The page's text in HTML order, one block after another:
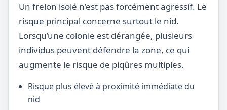
Un frelon isolé n’est pas forcément agressif. Le
risque principal concerne surtout le nid.
Lorsqu’une colonie est dérangée, plusieurs
individus peuvent défendre la zone, ce qui
augmente le risque de piqûres multiples.
Risque plus élevé à proximité immédiate du
nid